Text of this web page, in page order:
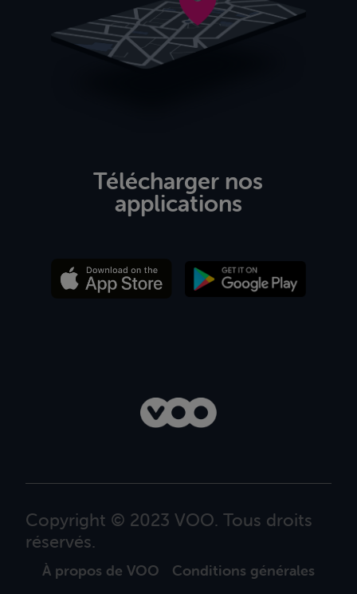
Télécharger nos
applications
Copyright © 2023 VOO. Tous droits
réservés.
À propos de VOO Conditions générales